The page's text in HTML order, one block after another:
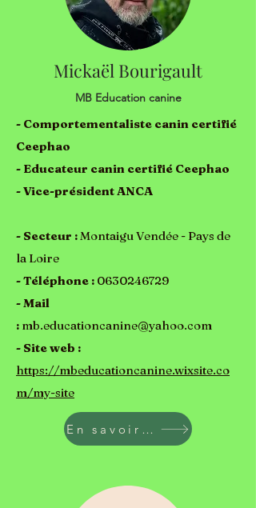
Mickaël Bourigault
MB Education canine
- Comportementaliste canin certifié
Ceephao
- Educateur canin certifié Ceephao
- Vice-président ANCA
- Secteur :Montaigu Vendée - Pays de
la Loire
- Téléphone : 0630246729
- Mail
: mb.educationcanine@yahoo.com
- Site web :
https://mbeducationcanine.wixsite.co
m/my-site
En savoir plus